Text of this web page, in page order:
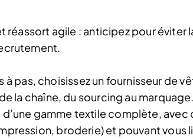
réassort agile : anticipez pour éviter
pas, choisissez un fournisseur de
la chaîne, du sourcing au
gamme textile complète,
broderie) et pouvant vous